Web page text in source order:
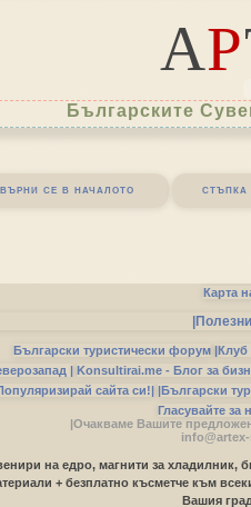
АР
Българските
върни се в началото стъпка
Карта
Български туристически форум |Клуб
| Konsultirai.me - Блог за
сайта си!| |Български
Гласувайте за
|Очакваме Вашите
на едро, магнити за хладилник,
+ безплатно късметче към
Вашия